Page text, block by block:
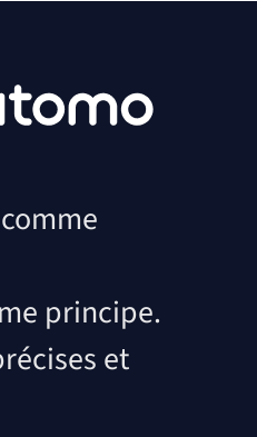
principe.
et